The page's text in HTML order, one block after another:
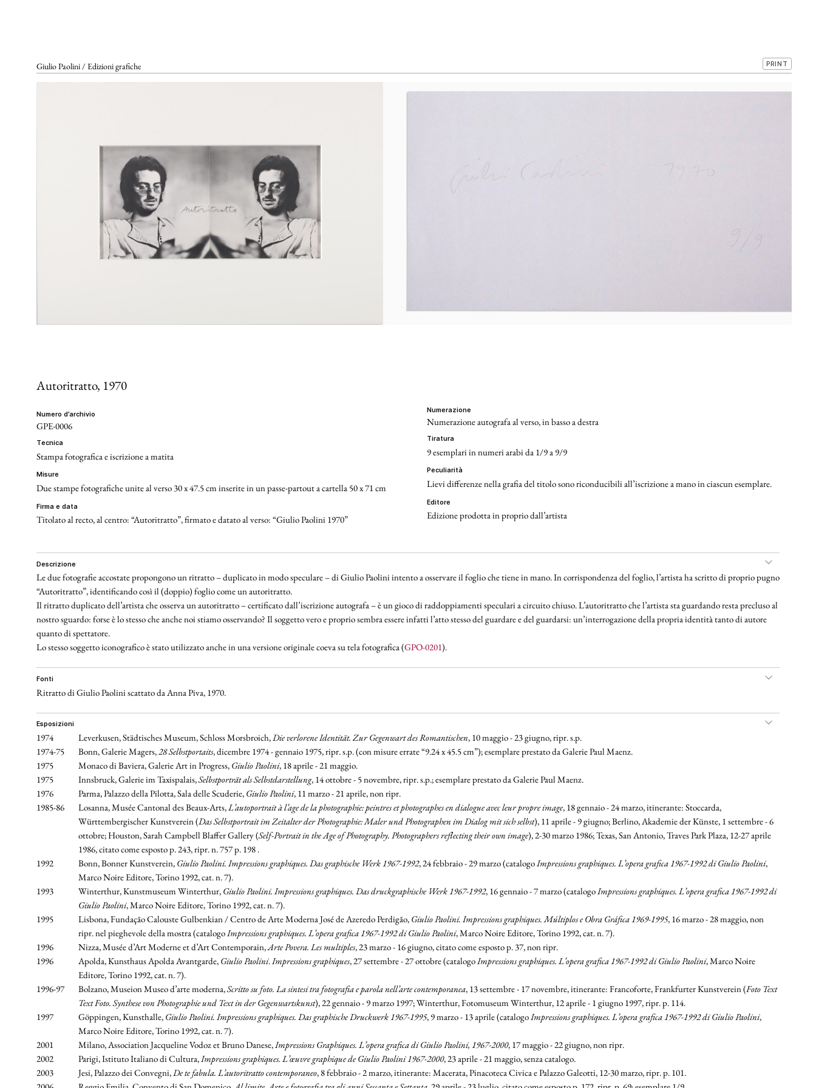
ARCHIVIAZIONE E
Giulio Paolini / Edizioni grafiche PRINT
Autoritratto, 1970
numero d’archivio
GPE-0006
tecnica
Stampa fotografica e iscrizione a matita
misure
Due stampe fotografiche unite al verso 30 x 47.5 cm inserite in un passe-partout a cartella 50 x 71 cm
firma e data
Titolato al recto, al centro: “Autoritratto”, firmato e datato al verso: “Giulio Paolini 1970”
numerazione
Numerazione autografa al verso, in basso a destra
tiratura
9 esemplari in numeri arabi da 1/9 a 9/9
peculiarità
Lievi differenze nella grafia del titolo sono riconducibili all’iscrizione a mano in ciascun esemplare.
editore
Edizione prodotta in proprio dall’artista
descrizione
Le due fotografie accostate propongono un ritratto – duplicato in modo speculare – di Giulio Paolini intento a osservare il foglio che tiene in mano. In corrispondenza del foglio, l’artista ha scritto di proprio pugno
“Autoritratto”, identificando così il (doppio) foglio come un autoritratto.
Il ritratto duplicato dell’artista che osserva un autoritratto – certificato dall’iscrizione autografa – è un gioco di raddoppiamenti speculari a circuito chiuso. L’autoritratto che l’artista sta guardando resta precluso al
nostro sguardo: forse è lo stesso che anche noi stiamo osservando? Il soggetto vero e proprio sembra essere infatti l’atto stesso del guardare e del guardarsi: un’interrogazione della propria identità tanto di autore
quanto di spettatore.
Lo stesso soggetto iconografico è stato utilizzato anche in una versione originale coeva su tela fotografica (GPO-0201).
fonti
Ritratto di Giulio Paolini scattato da Anna Piva, 1970.
esposizioni
1974 Leverkusen, Städtisches Museum, Schloss Morsbroich,Die verlorene Identität. Zur Gegenwart des Romantischen, 10 maggio - 23 giugno, ripr. s.p.
1974-75
Bonn, Galerie Magers,28 Selbstportaits, dicembre 1974 - gennaio 1975, ripr. s.p. (con misure errate “9.24 x 45.5 cm”); esemplare prestato da Galerie Paul Maenz.
1975
Monaco di Baviera, Galerie Art in Progress,Giulio Paolini, 18 aprile - 21 maggio.
1975
Innsbruck,Galerie im Taxispalais,Selbstporträt als Selbstdarstellung, 14 ottobre - 5 novembre, ripr. s.p.; esemplare prestato da Galerie Paul Maenz.
1976
Parma, Palazzo della Pilotta, Sala delle Scuderie,Giulio Paolini, 11 marzo - 21 aprile, non ripr.
1985-86
Losanna, Musée Cantonal des Beaux-Arts,L’autoportrait à l’age de la photographie: peintres et photographes en dialogue avec leur propre image, 18 gennaio - 24 marzo, itinerante: Stoccarda,
Württembergischer Kunstverein (Das Selbstportrait im Zeitalter der Photographie: Maler und Photographen im Dialog mit sich selbst), 11 aprile - 9 giugno; Berlino, Akademie der Künste, 1 settembre - 6
ottobre; Houston, Sarah Campbell Blaffer Gallery (Self-Portrait in the Age of Photography. Photographers reflecting their own image), 2-30 marzo 1986; Texas, San Antonio, Traves Park Plaza, 12-27 aprile
1986, citato come esposto p. 243, ripr. n. 757 p. 198 .
1992
Bonn, Bonner Kunstverein,Giulio Paolini. Impressions graphiques. Das graphische Werk 1967-1992, 24 febbraio - 29 marzo (catalogoImpressions graphiques. L’opera grafica 1967-1992 di Giulio Paolini,
Marco Noire Editore, Torino 1992, cat. n. 7).
1993
Winterthur, Kunstmuseum Winterthur,Giulio Paolini. Impressions graphiques. Das druckgraphische Werk 1967-1992, 16 gennaio - 7 marzo (catalogoImpressions graphiques. L’opera grafica 1967-1992 di
Giulio Paolini, Marco Noire Editore, Torino 1992, cat. n. 7).
1995
Lisbona, Fundação Calouste Gulbenkian / Centro de Arte Moderna José de Azeredo Perdigão,Giulio Paolini. Impressions graphiques. Múltiplos e Obra Gráfica 1969-1995, 16 marzo - 28 maggio, non
ripr. nel pieghevole della mostra (catalogoImpressions graphiques. L’opera grafica 1967-1992 di Giulio Paolini, Marco Noire Editore, Torino 1992, cat. n. 7).
1996
Nizza, Musée d’Art Moderne et d’Art Contemporain,Arte Povera. Les multiples, 23 marzo - 16 giugno, citato come esposto p. 37, non ripr.
1996
Apolda, Kunsthaus Apolda Avantgarde,Giulio Paolini.Impressions graphiques, 27 settembre - 27 ottobre (catalogoImpressions graphiques. L’opera grafica 1967-1992 di Giulio Paolini, Marco Noire
Editore, Torino 1992, cat. n. 7).
1996-97
Bolzano, Museion Museo d’arte moderna,Scritto su foto. La sintesi tra fotografia e parola nell’arte contemporanea, 13 settembre - 17 novembre, itinerante: Francoforte, Frankfurter Kunstverein (Foto Text
Text Foto. Synthese von Photographie und Text in der Gegenwartskunst), 22 gennaio - 9 marzo 1997; Winterthur, Fotomuseum Winterthur, 12 aprile - 1 giugno 1997, ripr. p. 114.
1997
Göppingen, Kunsthalle,Giulio Paolini. Impressions graphiques. Das graphische Druckwerk 1967-1995, 9 marzo - 13 aprile (catalogoImpressions graphiques. L’opera grafica 1967-1992 di Giulio Paolini,
Marco Noire Editore, Torino 1992, cat. n. 7).
2001
Milano, Association Jacqueline Vodoz et Bruno Danese,Impressions Graphiques. L’opera grafica di Giulio Paolini, 1967-2000, 17 maggio - 22 giugno, non ripr.
2002
Parigi, Istituto Italiano di Cultura,Impressions graphiques. L’œuvre graphique de Giulio Paolini 1967-2000, 23 aprile - 21 maggio, senza catalogo.
2003
Jesi, Palazzo dei Convegni,De te fabula. L’autoritratto contemporaneo, 8 febbraio - 2 marzo, itinerante: Macerata, Pinacoteca Civica e Palazzo Galeotti, 12-30 marzo, ripr. p. 101.